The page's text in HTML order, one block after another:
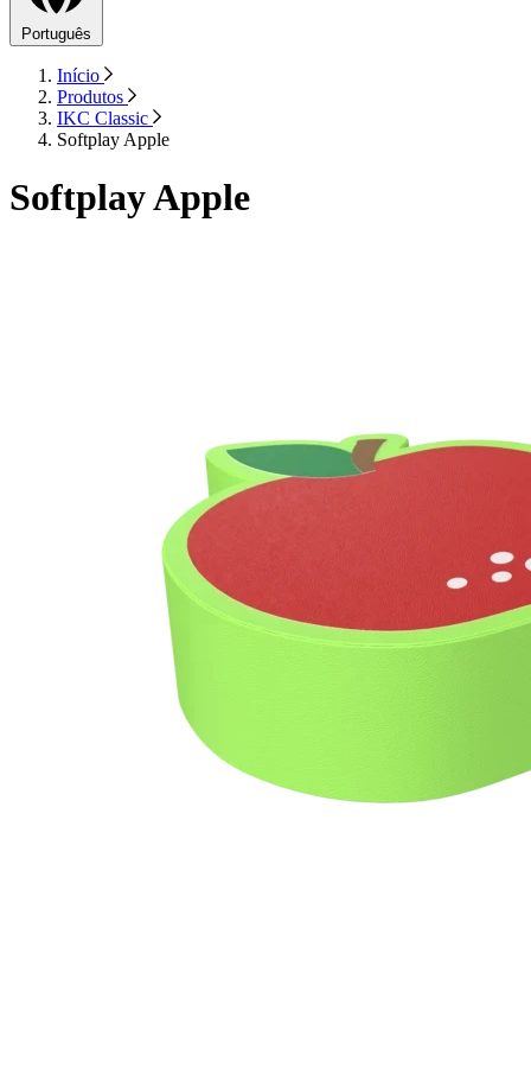
Português
Início
Produtos
IKC Classic
Softplay Apple
Softplay Apple